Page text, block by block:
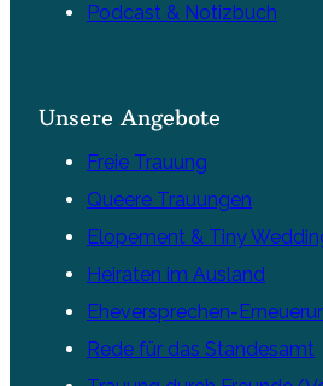
Podcast & Notizbuch
Unsere Angebote
Freie Trauung
Queere Trauungen
Elopement & Tiny
Heiraten im Ausland
Eheversprechen-
Rede für das Standesamt